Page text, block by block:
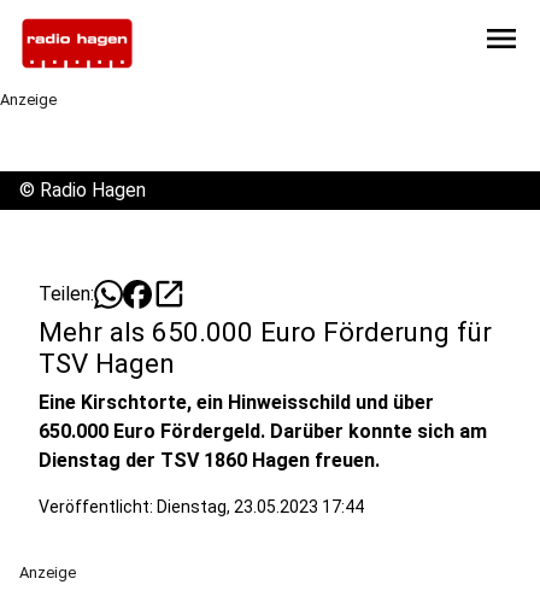
menu
Anzeige
© Radio Hagen
Teilen: open_in_new
Mehr als 650.000 Euro Förderung für
TSV Hagen
Eine Kirschtorte, ein Hinweisschild und über
650.000 Euro Fördergeld. Darüber konnte sich am
Dienstag der TSV 1860 Hagen freuen.
Veröffentlicht: Dienstag, 23.05.2023 17:44
Anzeige